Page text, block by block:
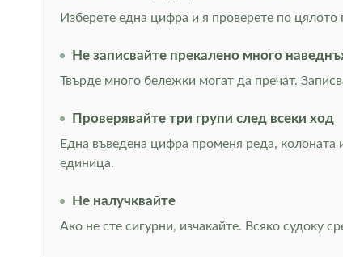
Изберете една цифра и я проверете по
Не записвайте прекалено много
Твърде много бележки могат да пречат.
Проверявайте три групи след всеки ход
Една въведена цифра променя реда, колоната
единица.
Не налучквайте
Ако не сте сигурни, изчакайте. Всяко судоку